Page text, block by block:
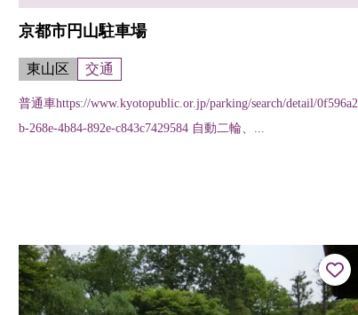
京都市円山駐車場
東山区 交通
普通車https://www.kyotopublic.or.jp/parking/search/detail/0f596a2
b-268e-4b84-892e-c843c7429584 自動二輪、...